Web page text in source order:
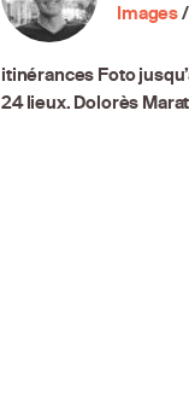
Images/
itinérances Foto
24 lieux. Dolorès